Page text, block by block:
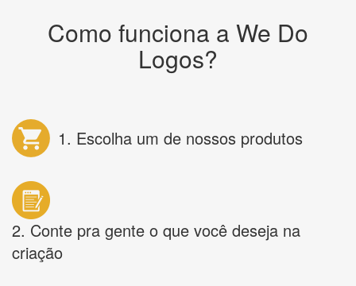
Como funciona a We Do
Logos?
1. Escolha um de nossos produtos
2. Conte pra gente o que você deseja na
criação